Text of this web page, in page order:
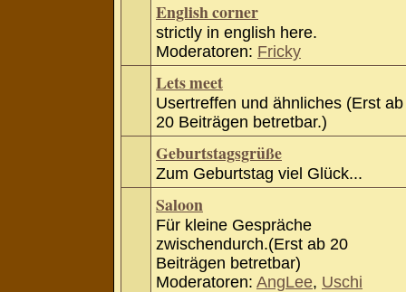
English corner
strictly in english here.
Moderatoren: Fricky
Lets meet
Usertreffen und ähnliches (Erst ab
20 Beiträgen betretbar.)
Geburtstagsgrüße
Zum Geburtstag viel Glück...
Saloon
Für kleine Gespräche
zwischendurch.(Erst ab 20
Beiträgen betretbar)
Moderatoren: AngLee, Uschi